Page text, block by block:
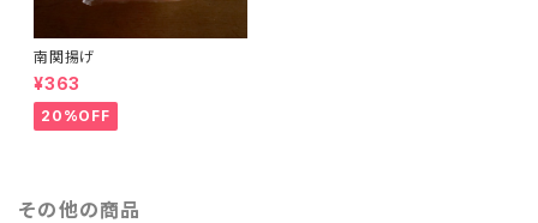
南関揚げ
¥363
20%OFF
その他の商品